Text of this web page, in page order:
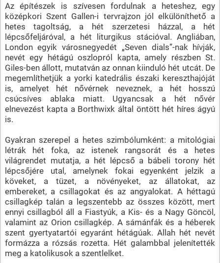
Az építészek is szívesen fordulnak a heteshez, egy
középkori Szent Gallen-i tervrajzon jól elkülöníthető a
hetes tagoltság, a hét szerzetesi házzal, a hét
lépcsőfeljáróval, a hét liturgikus stációval. Angliában,
London egyik városnegyedét „Seven dials”-nak hívják,
nevét egy hétágú oszlopról kapta, amely részben St.
Giles-ben állott, mutatván az onnan kiinduló hét utcát. De
megemlíthetjük a yorki katedrális északi kereszthajóját
is, amelyet hét nővérnek neveznek, a hét hosszú
csúcsíves ablaka miatt. Ugyancsak a hét nővér
elnevezést kapta a Borthwixk által öntött hét híres ágyú
is.
Gyakran szerepel a hetes szimbólumként: a mitológiai
létrák hét foka, az istenek rangsorát és a hetes
világrendet mutatja, a hét lépcső a bábeli torony hét
lépcsőjére utal, amelynek fokai egyenként jelzik a
köveket, a tüzet, a növényeket, az állatokat, az
embereket, a csillagokat és az angyalokat. A héttagú
csillagkép talán a legszentebb az összes között, mert
ennyi csillagból áll a Fiastyúk, a Kis- és a Nagy Göncöl,
valamint az Orion csillagkép. A sámánfák és a héberek
szent gyertyatartói egyaránt hétágúak. Allah hét nevét
formázza a rózsás rozetta. Hét galambbal jelenítették
meg a katolikusok a szentlelket.